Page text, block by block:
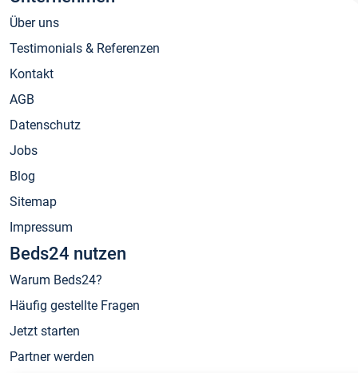
Über uns
Testimonials & Referenzen
Kontakt
AGB
Datenschutz
Jobs
Blog
Sitemap
Impressum
Beds24 nutzen
Warum Beds24?
Häufig gestellte Fragen
Jetzt starten
Partner werden